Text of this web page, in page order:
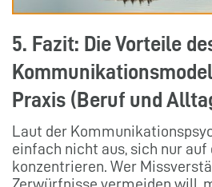
5. Fazit: Die Vorteile
Praxis (Beruf und
Laut der
einfach nicht aus, sich nur auf
konzentrieren. Wer
Zerwürfnisse vermeiden will,